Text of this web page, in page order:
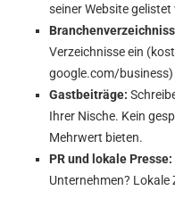
seiner Website
Verzeichnisse ein
google.com/business)
Gastbeiträge:
Ihrer Nische. Kein
Mehrwert bieten.
PR und lokale Presse:
Unternehmen? Lokale